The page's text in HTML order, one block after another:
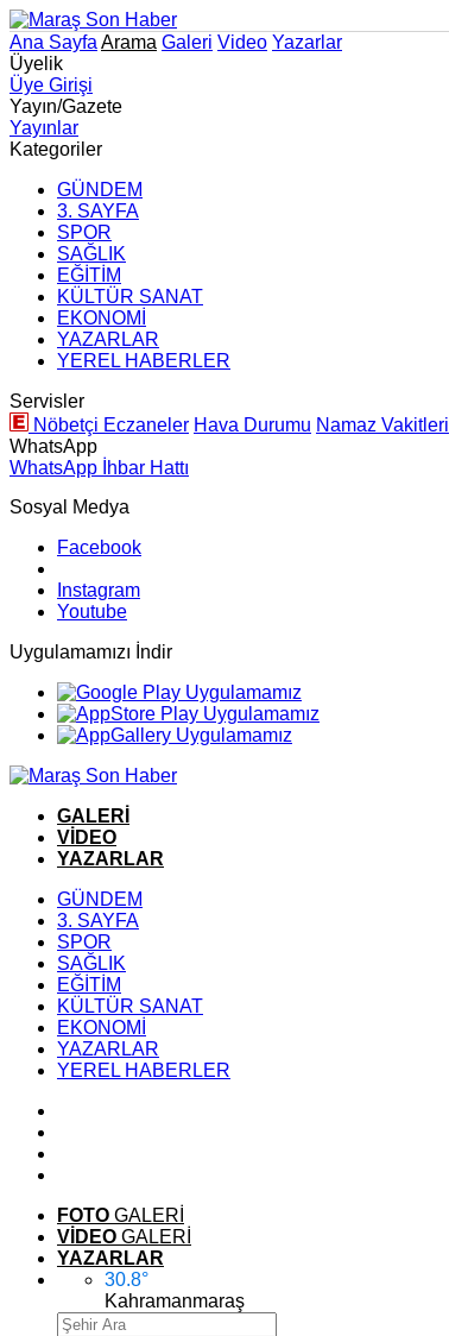
Ana Sayfa Arama Galeri Video Yazarlar
Üyelik
Üye Girişi
Yayın/Gazete
Yayınlar
Kategoriler
GÜNDEM
3. SAYFA
SPOR
SAĞLIK
EĞİTİM
KÜLTÜR SANAT
EKONOMİ
YAZARLAR
YEREL HABERLER
Servisler
Nöbetçi Eczaneler Hava Durumu Namaz Vakitleri
WhatsApp
WhatsApp İhbar Hattı
Sosyal Medya
Facebook
Instagram
Youtube
Uygulamamızı İndir
GALERİ
VİDEO
YAZARLAR
GÜNDEM
3. SAYFA
SPOR
SAĞLIK
EĞİTİM
KÜLTÜR SANAT
EKONOMİ
YAZARLAR
YEREL HABERLER
FOTO GALERİ
VİDEO GALERİ
YAZARLAR
30.8°
Kahramanmaraş